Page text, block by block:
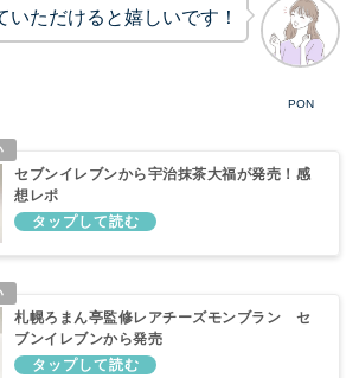
PON
いただけると嬉しいです！
セブンイレブンから宇治抹茶大福が発売！感
想レポ
札幌ろまん亭監修レアチーズモンブラン セ
ブンイレブンから発売